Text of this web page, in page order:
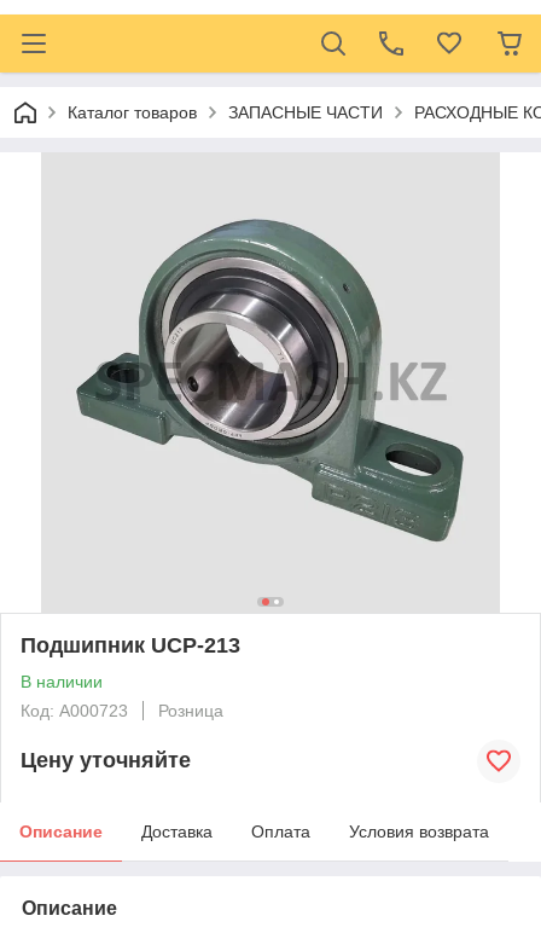
Каталог товаров ЗАПАСНЫЕ ЧАСТИ РАСХОДНЫЕ
Подшипник UCP-213
В наличии
Код: А000723
Розница
Цену уточняйте
Описание Доставка Оплата Условия возврата
Описание